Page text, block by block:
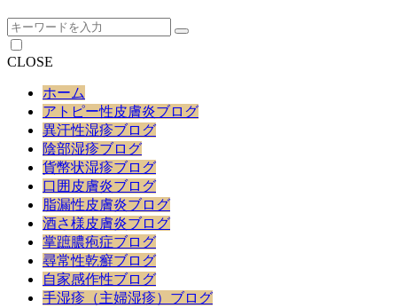
CLOSE
ホーム
アトピー性皮膚炎ブログ
異汗性湿疹ブログ
陰部湿疹ブログ
貨幣状湿疹ブログ
口囲皮膚炎ブログ
脂漏性皮膚炎ブログ
酒さ様皮膚炎ブログ
掌蹠膿疱症ブログ
尋常性乾癬ブログ
自家感作性ブログ
手湿疹（主婦湿疹）ブログ